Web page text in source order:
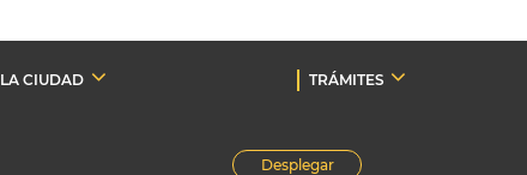
LA CIUDAD TRÁMITES
Desplegar